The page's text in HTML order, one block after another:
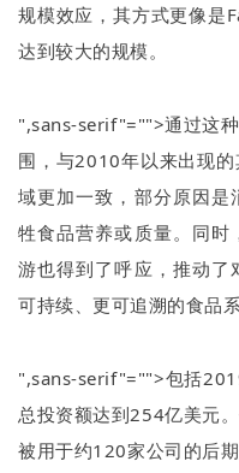
规模效应，其方式更像是
达到较大的规模。
",sans-serif"="">通过这
围，与2010年以来出现
域更加一致，部分原因是
牲食品营养或质量。同时
游也得到了呼应，推动了
可持续、更可追溯的食品系
",sans-serif"="">包括
总投资额达到254亿美元
被用于约120家公司的后